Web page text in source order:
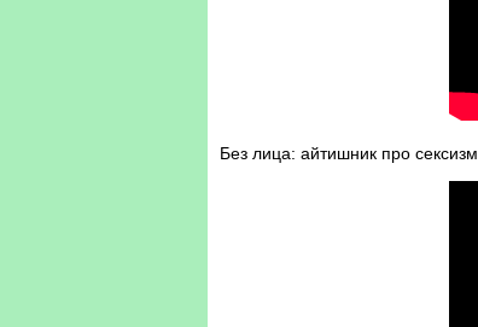
Без лица: айтишник про